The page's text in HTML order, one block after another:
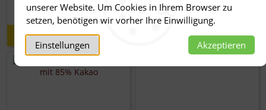
unserer Website. Um Cookies in Ihrem Browser zu
setzen, benötigen wir vorher Ihre Einwilligung.
Einstellungen Akzeptieren
Details
34,90 € /1 kg
Details